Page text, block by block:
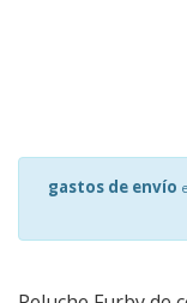
gastos de envío